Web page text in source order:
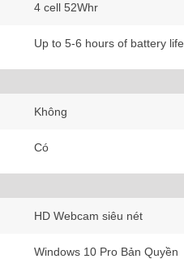
4 cell 52Whr
Up to 5-6 hours of battery life
Không
Có
HD Webcam siêu nét
Windows 10 Pro Bản Quyền